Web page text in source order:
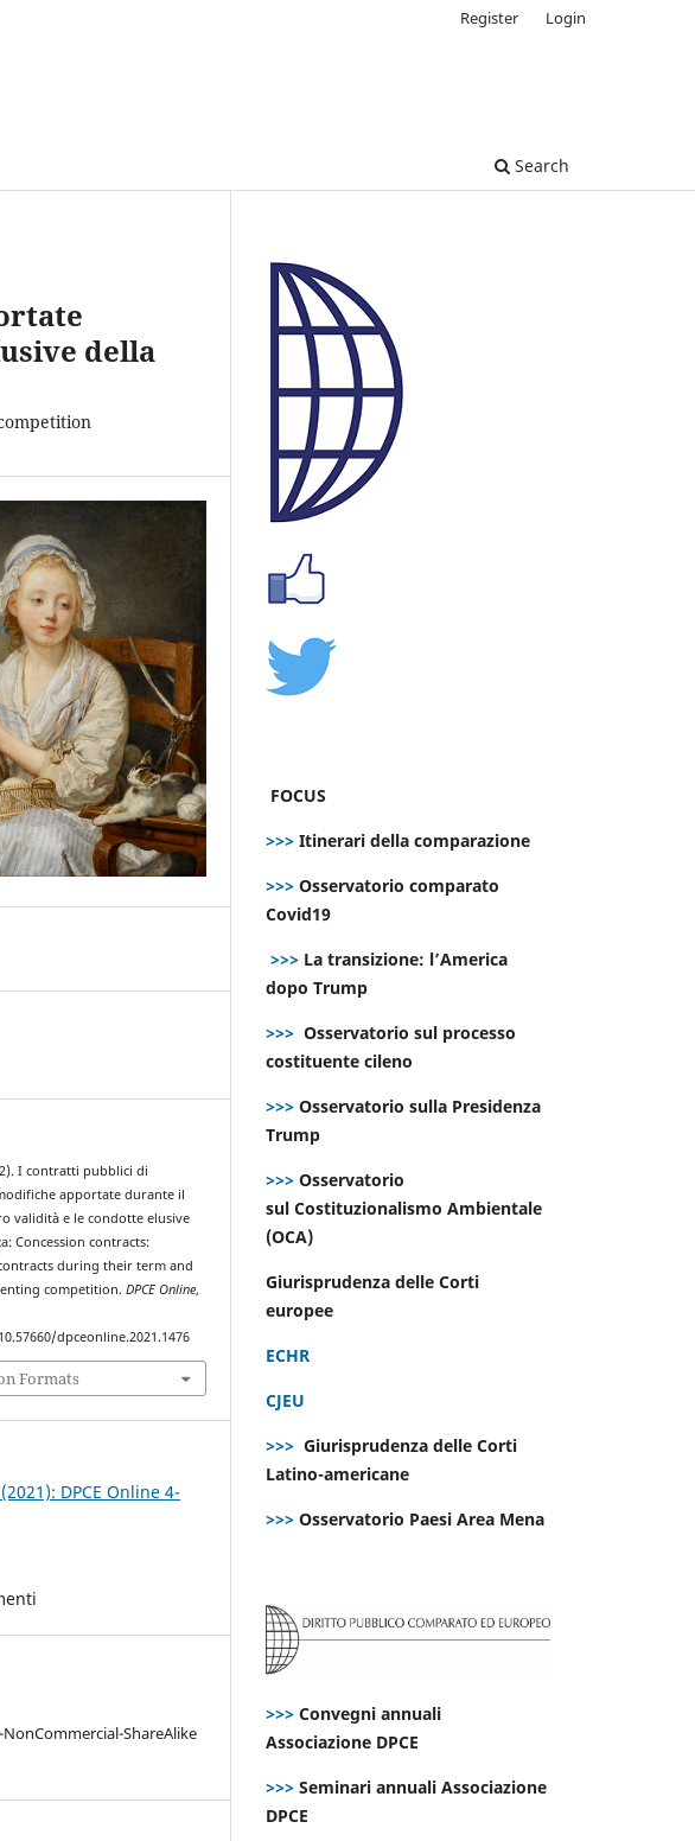
Search
Register Login
della
I contratti pubblici di
apportate durante il
validità e le condotte elusive
Concession contracts:
during their term and
competition.DPCE Online,
dpceonline.2021.1476
Formats
DPCE Online 4-
ShareAlike
FOCUS
>>> Itinerari della comparazione
>>> Osservatorio comparato
Covid19
>>> La transizione: l’America
dopo Trump
>>> Osservatorio sul processo
costituente cileno
>>> Osservatorio sulla Presidenza
Trump
>>> Osservatorio
sul Costituzionalismo Ambientale
(OCA)
Giurisprudenza delle Corti
europee
ECHR
CJEU
>>> Giurisprudenza delle Corti
Latino-americane
>>> Osservatorio Paesi Area Mena
>>> Convegni annuali
Associazione DPCE
>>> Seminari annuali Associazione
DPCE